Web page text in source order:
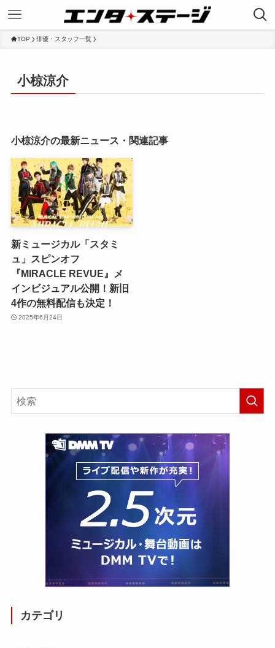
TOP 俳優・スタッフ一覧
小椋涼介
小椋涼介の最新ニュース・関連記事
新ミュージカル「スタミ
ュ」スピンオフ
『MIRACLE REVUE』メ
インビジュアル公開！新旧
4作の無料配信も決定！
2025年6月24日
カテゴリ